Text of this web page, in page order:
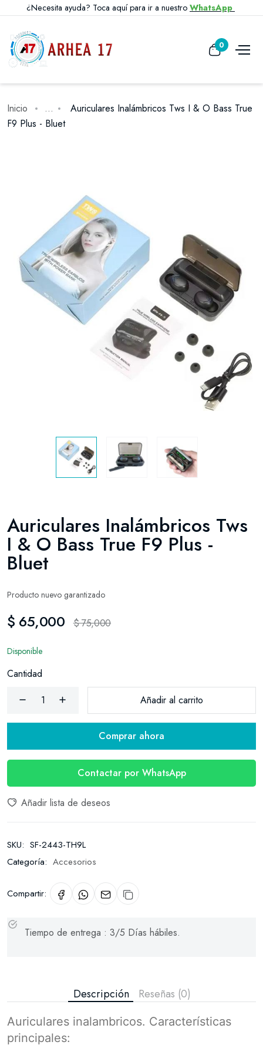
¿Necesita ayuda? Toca aquí para ir a nuestro WhatsApp
0
Inicio ...
Auriculares Inalámbricos Tws I & O Bass True
F9 Plus - Bluet
Auriculares Inalámbricos Tws
I & O Bass True F9 Plus -
Bluet
Producto nuevo garantizado
$ 65,000 $ 75,000
Disponible
Cantidad
Añadir al carrito
Comprar ahora
Contactar por WhatsApp
Añadir lista de deseos
SKU: SF-2443-TH9L
Categoría: Accesorios
Compartir:
Tiempo de entrega : 3/5 Días hábiles.
Descripción Reseñas (0)
Auriculares inalambricos. Características
principales: